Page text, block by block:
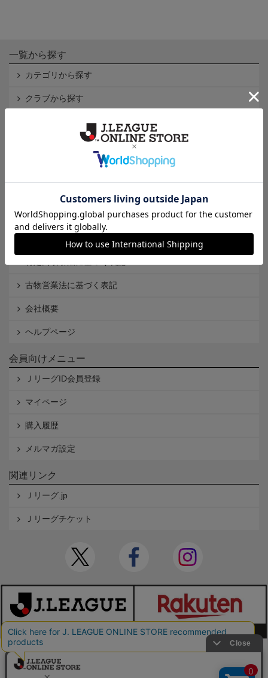
一覧から探す
カテゴリから探す
クラブから探す
Ｊ2
Ｊリーグオンラインストアとは
個人情報保護方針
古物営業法に基づく表記
会社概要
ヘルプページ
会員向けメニュー
ＪリーグID会員登録
マイページ
購入履歴
メルマガ設定
関連リンク
Ｊリーグ.jp
Ｊリーグチケット
本サイトで使用している文章・画像等の無断での複製・転載を禁止します。
© JAPAN PROFESSIONAL FOOTBALL LEAGUE Rakuten Group, Inc. ALL RIGHTS RE